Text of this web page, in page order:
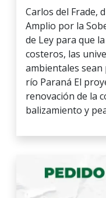
Carlos del Frade,
Amplio por la
de Ley para que
costeros, las
ambientales
río Paraná El
renovación de la
balizamiento y